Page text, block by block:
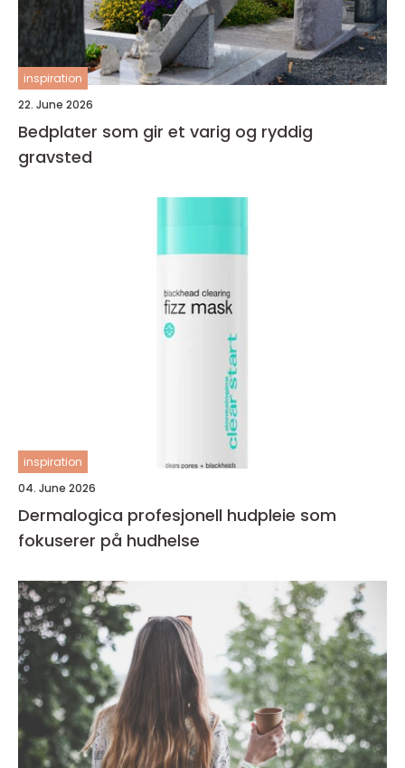
inspiration
22. June 2026
Bedplater som gir et varig og ryddig
gravsted
inspiration
04. June 2026
Dermalogica profesjonell hudpleie som
fokuserer på hudhelse